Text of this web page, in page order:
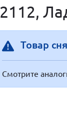
2112,
Товар
Смотрите